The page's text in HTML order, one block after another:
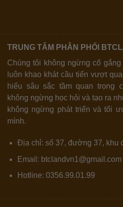
TRUNG TÂM PHÂN PHỐI
Chúng tôi không ngừng cố
luôn khao khát cầu tiến vượt
hiểu sâu sắc tầm quan trọng
không ngừng học hỏi và tạo ra
không ngừng phát triển và tối
mình.
Địa chỉ: số 37, đường 37, khu
Email: btclandvn1@gmail.com
Hotline: 0356.99.01.99